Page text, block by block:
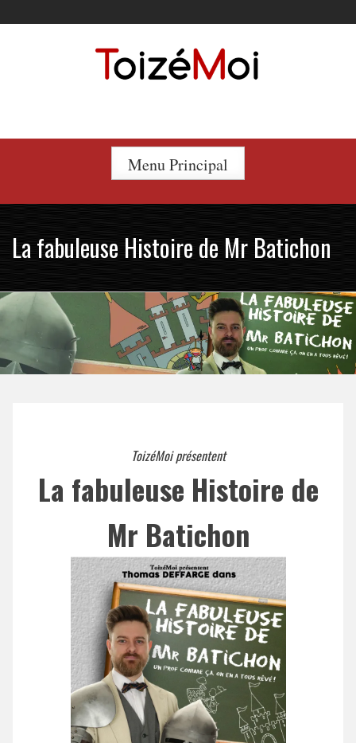
to
Menu Principal
La fabuleuse Histoire de Mr Batichon
ToizéMoi présentent
La fabuleuse Histoire de
Mr Batichon